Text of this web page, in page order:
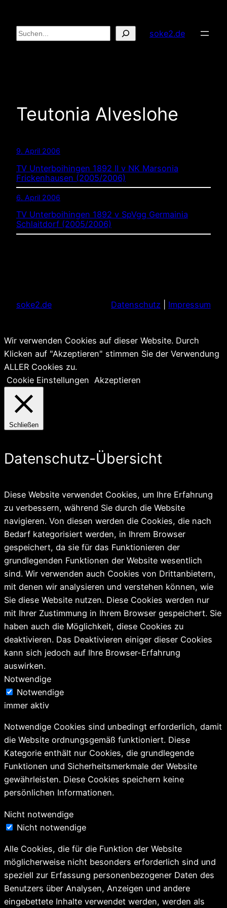
Inhalt
springen
Suchen soke2.de
Teutonia Alveslohe
9. April 2006
TV Unterboihingen 1892 II v NK Marsonia
Frickenhausen (2005/2006)
6. April 2006
TV Unterboihingen 1892 v SpVgg Germainia
Schlaitdorf (2005/2006)
soke2.de Datenschutz Impressum
Wir verwenden Cookies auf dieser Website. Durch
Klicken auf "Akzeptieren" stimmen Sie der Verwendung
ALLER Cookies zu.
Cookie Einstellungen Akzeptieren
Schließen
Datenschutz-Übersicht
Diese Website verwendet Cookies, um Ihre Erfahrung
zu verbessern, während Sie durch die Website
navigieren. Von diesen werden die Cookies, die nach
Bedarf kategorisiert werden, in Ihrem Browser
gespeichert, da sie für das Funktionieren der
grundlegenden Funktionen der Website wesentlich
sind. Wir verwenden auch Cookies von Drittanbietern,
mit denen wir analysieren und verstehen können, wie
Sie diese Website nutzen. Diese Cookies werden nur
mit Ihrer Zustimmung in Ihrem Browser gespeichert. Sie
haben auch die Möglichkeit, diese Cookies zu
deaktivieren. Das Deaktivieren einiger dieser Cookies
kann sich jedoch auf Ihre Browser-Erfahrung
auswirken.
Notwendige
Notwendige
immer aktiv
Notwendige Cookies sind unbedingt erforderlich, damit
die Website ordnungsgemäß funktioniert. Diese
Kategorie enthält nur Cookies, die grundlegende
Funktionen und Sicherheitsmerkmale der Website
gewährleisten. Diese Cookies speichern keine
persönlichen Informationen.
Nicht notwendige
Nicht notwendige
Alle Cookies, die für die Funktion der Website
möglicherweise nicht besonders erforderlich sind und
speziell zur Erfassung personenbezogener Daten des
Benutzers über Analysen, Anzeigen und andere
eingebettete Inhalte verwendet werden, werden als